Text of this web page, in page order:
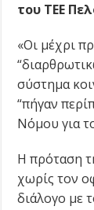
του ΤΕΕ
«Οι μέχρι
σύστημα
“πήγαν
Νόμου για
Η πρόταση
χωρίς τον
διάλογο με